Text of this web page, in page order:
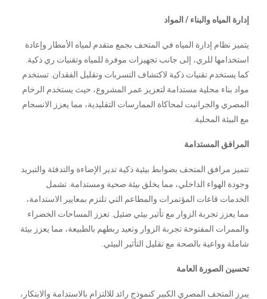
إدارة المياه والبناء / المواد
يتميز نظام إدارة المياه في المتحف بجمع متقدم لمياه الأمطار وإعادة
استخدامها للري، إلى جانب تجهيزات موفرة للمياه وتقنيات ري ذكية.
كما يستخدم تقنيات ذكية لاكتشاف التسربات وتقليل الفقدان. تستخدم
مواد بناء محلية مستدامة لتعزيز عمر المشروع، حيث يستخدم الرخام
المصري والجرانيت لمحاكاة الممارسات التقليدية، مما يعزز الانسجام
مع البيئة المحلية.
المرافق المستدامة
تتميز مرافق المتحف بضوابط بيئية ذكية تدير الإضاءة والتدفئة والتبريد
وجودة الهواء الداخلي، مما يخلق بيئة صحية ومستدامة. تشمل
الخدمات قاعات المؤتمرات والمطاعم التي تلتزم بمعايير الاستدامة،
مما يعزز تجربة الزوار مع تأثير بيئي ضئيل. تعزز المساحات الخضراء
والممرات المفتوحة تجربة الزوار وتعيد ربطهم بالطبيعة، مما يعزز بيئة
شاملة وواعية بالصحة مع تقليل التأثير البيئي.
تحسين الصورة العامة
يبرز المتحف المصري الكبير كنموذج رائد للالتزام بالاستدامة والابتكار،